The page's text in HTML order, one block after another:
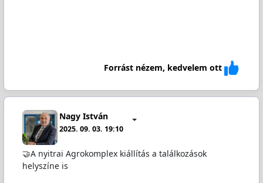
Forrást nézem, kedvelem ott
Nagy István
2025. 09. 03. 19:10
🤝A nyitrai Agrokomplex kiállítás a találkozások
helyszíne is